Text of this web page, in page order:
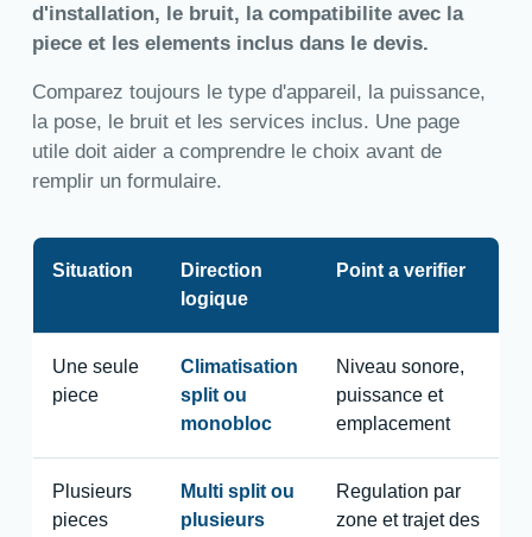
d'installation, le bruit, la compatibilite avec la
piece et les elements inclus dans le devis.
Comparez toujours le type d'appareil, la puissance,
la pose, le bruit et les services inclus. Une page
utile doit aider a comprendre le choix avant de
remplir un formulaire.
Situation
Direction
logique
Point a verifier
Une seule
piece
Climatisation
split ou
monobloc
Niveau sonore,
puissance et
emplacement
Plusieurs
pieces
Multi split ou
plusieurs
Regulation par
zone et trajet des